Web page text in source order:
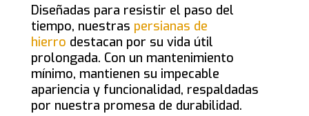
Diseñadas para resistir el paso del
tiempo, nuestras persianas de
hierro destacan por su vida útil
prolongada. Con un mantenimiento
mínimo, mantienen su impecable
apariencia y funcionalidad, respaldadas
por nuestra promesa de durabilidad.